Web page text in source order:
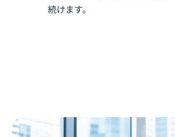
続けます。